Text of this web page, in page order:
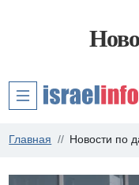
Главная Новости по